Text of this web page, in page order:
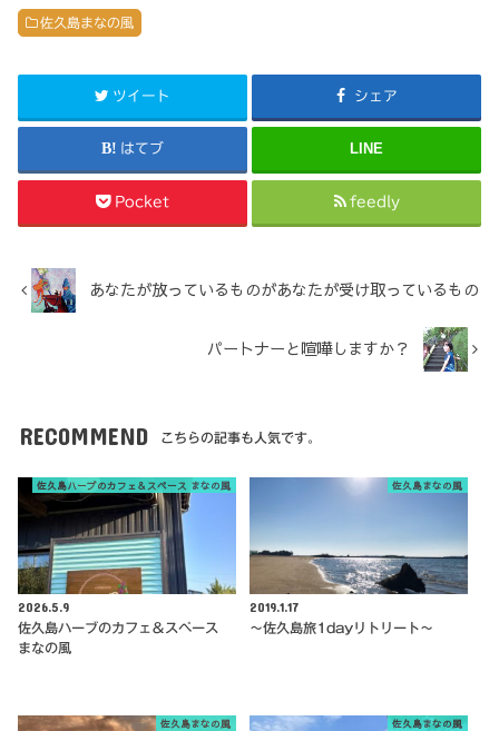
佐久島まなの風
ツイート シェア
はてブ LINE
Pocket feedly
あなたが放っているものがあなたが受け取っているもの
パートナーと喧嘩しますか？
RECOMMEND こちらの記事も人気です。
佐久島ハーブのカフェ＆スペース まなの風
2026.5.9
佐久島ハーブのカフェ＆スペース
まなの風
佐久島まなの風
2019.1.17
〜佐久島旅1dayリトリート〜
佐久島まなの風 佐久島まなの風